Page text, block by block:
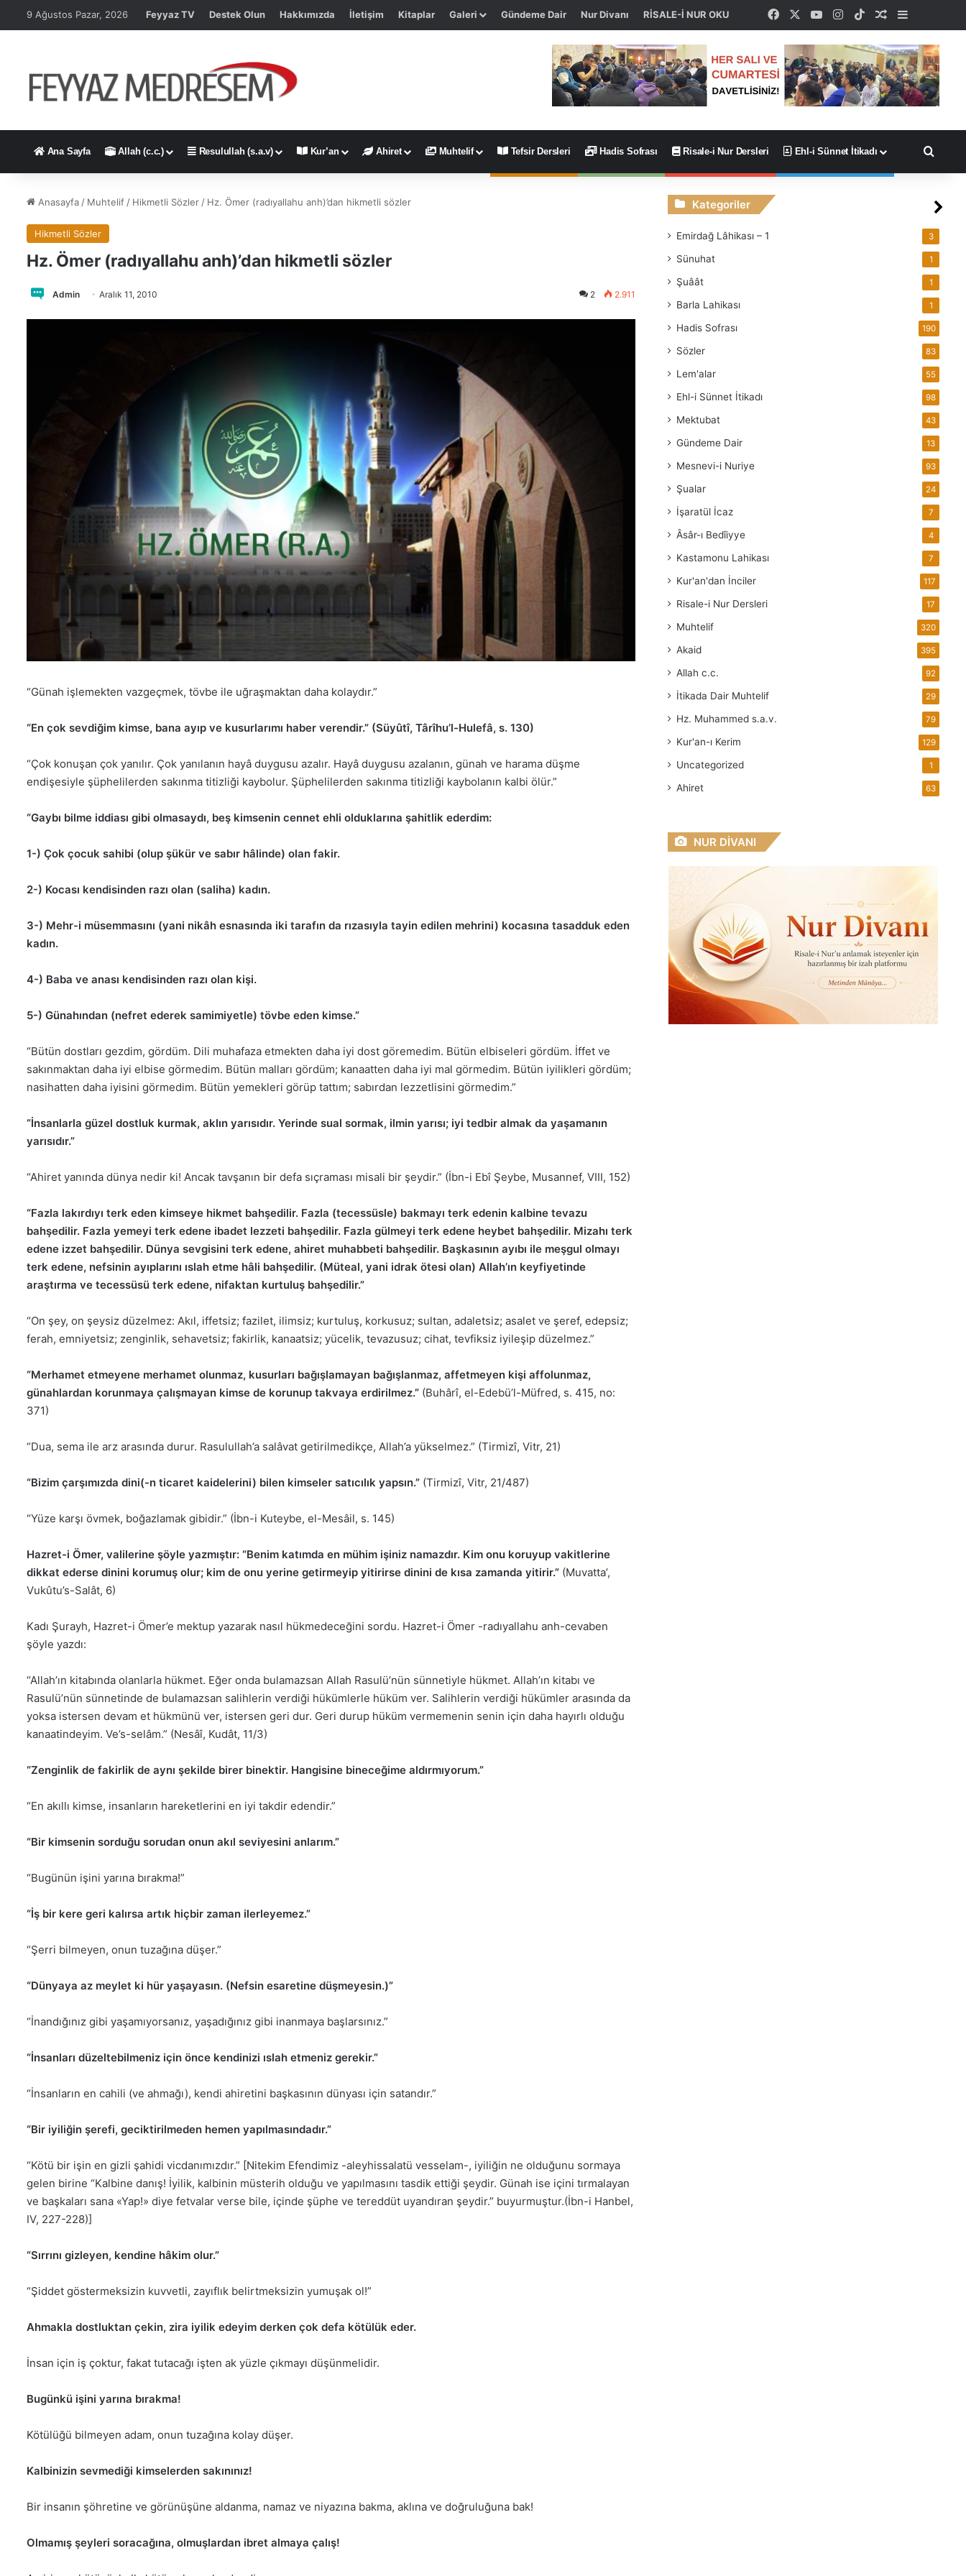
9 Ağustos Pazar, 2026 Feyyaz TV Destek Olun Hakkımızda İletişim Kitaplar Galeri Gündeme Dair Nur Divanı RİSALE-İ NUR OKU FacebookYouTubeInstagram
TikTokRastgele
Kenar
Ana Sayfa Allah (c.c.) Resulullah (s.a.v) Kur’an Ahiret Muhtelif Tefsir Dersleri Hadis Sofrası Risale-i Nur Dersleri Ehl-i Sünnet İtikadı
Anasayfa/ Muhtelif/ Hikmetli Sözler/ Hz. Ömer (radıyallahu anh)’dan hikmetli sözler
Hikmetli Sözler
Hz. Ömer (radıyallahu anh)’dan hikmetli sözler
Admin Aralık 11, 2010 2 2.911
“Günah işlemekten vazgeçmek, tövbe ile uğraşmaktan daha kolaydır.”
“En çok sevdiğim kimse, bana ayıp ve kusurlarımı haber verendir.” (Süyûtî, Târîhu’l-Hulefâ, s. 130)
“Çok konuşan çok yanılır. Çok yanılanın hayâ duygusu azalır. Hayâ duygusu azalanın, günah ve harama düşme
endişesiyle şüphelilerden sakınma titizliği kaybolur. Şüphelilerden sakınma titizliği kaybolanın kalbi ölür.”
“Gaybı bilme iddiası gibi olmasaydı, beş kimsenin cennet ehli olduklarına şahitlik ederdim:
1-) Çok çocuk sahibi (olup şükür ve sabır hâlinde) olan fakir.
2-) Kocası kendisinden razı olan (saliha) kadın.
3-) Mehr-i müsemmasını (yani nikâh esnasında iki tarafın da rızasıyla tayin edilen mehrini) kocasına tasadduk eden
kadın.
4-) Baba ve anası kendisinden razı olan kişi.
5-) Günahından (nefret ederek samimiyetle) tövbe eden kimse.”
“Bütün dostları gezdim, gördüm. Dili muhafaza etmekten daha iyi dost göremedim. Bütün elbiseleri gördüm. İffet ve
sakınmaktan daha iyi elbise görmedim. Bütün malları gördüm; kanaatten daha iyi mal görmedim. Bütün iyilikleri gördüm;
nasihatten daha iyisini görmedim. Bütün yemekleri görüp tattım; sabırdan lezzetlisini görmedim.”
“İnsanlarla güzel dostluk kurmak, aklın yarısıdır. Yerinde sual sormak, ilmin yarısı; iyi tedbir almak da yaşamanın
yarısıdır.”
“Ahiret yanında dünya nedir ki! Ancak tavşanın bir defa sıçraması misali bir şeydir.” (İbn-i Ebî Şeybe, Musannef, VIII, 152)
“Fazla lakırdıyı terk eden kimseye hikmet bahşedilir. Fazla (tecessüsle) bakmayı terk edenin kalbine tevazu
bahşedilir. Fazla yemeyi terk edene ibadet lezzeti bahşedilir. Fazla gülmeyi terk edene heybet bahşedilir. Mizahı terk
edene izzet bahşedilir. Dünya sevgisini terk edene, ahiret muhabbeti bahşedilir. Başkasının ayıbı ile meşgul olmayı
terk edene, nefsinin ayıplarını ıslah etme hâli bahşedilir. (Müteal, yani idrak ötesi olan) Allah’ın keyfiyetinde
araştırma ve tecessüsü terk edene, nifaktan kurtuluş bahşedilir.”
“On şey, on şeysiz düzelmez: Akıl, iffetsiz; fazilet, ilimsiz; kurtuluş, korkusuz; sultan, adaletsiz; asalet ve şeref, edepsiz;
ferah, emniyetsiz; zenginlik, sehavetsiz; fakirlik, kanaatsiz; yücelik, tevazusuz; cihat, tevfiksiz iyileşip düzelmez.”
“Merhamet etmeyene merhamet olunmaz, kusurları bağışlamayan bağışlanmaz, affetmeyen kişi affolunmaz,
günahlardan korunmaya çalışmayan kimse de korunup takvaya erdirilmez.” (Buhârî, el-Edebü’l-Müfred, s. 415, no:
371)
“Dua, sema ile arz arasında durur. Rasulullah’a salâvat getirilmedikçe, Allah’a yükselmez.” (Tirmizî, Vitr, 21)
“Bizim çarşımızda dini(-n ticaret kaidelerini) bilen kimseler satıcılık yapsın.” (Tirmizî, Vitr, 21/487)
“Yüze karşı övmek, boğazlamak gibidir.” (İbn-i Kuteybe, el-Mesâil, s. 145)
Hazret-i Ömer, valilerine şöyle yazmıştır: “Benim katımda en mühim işiniz namazdır. Kim onu koruyup vakitlerine
dikkat ederse dinini korumuş olur; kim de onu yerine getirmeyip yitirirse dinini de kısa zamanda yitirir.” (Muvatta’,
Vukûtu’s-Salât, 6)
Kadı Şurayh, Hazret-i Ömer’e mektup yazarak nasıl hükmedeceğini sordu. Hazret-i Ömer -radıyallahu anh-cevaben
şöyle yazdı:
“Allah’ın kitabında olanlarla hükmet. Eğer onda bulamazsan Allah Rasulü’nün sünnetiyle hükmet. Allah’ın kitabı ve
Rasulü’nün sünnetinde de bulamazsan salihlerin verdiği hükümlerle hüküm ver. Salihlerin verdiği hükümler arasında da
yoksa istersen devam et hükmünü ver, istersen geri dur. Geri durup hüküm vermemenin senin için daha hayırlı olduğu
kanaatindeyim. Ve’s-selâm.” (Nesâî, Kudât, 11/3)
“Zenginlik de fakirlik de aynı şekilde birer binektir. Hangisine bineceğime aldırmıyorum.”
“En akıllı kimse, insanların hareketlerini en iyi takdir edendir.”
“Bir kimsenin sorduğu sorudan onun akıl seviyesini anlarım.”
“Bugünün işini yarına bırakma!”
“İş bir kere geri kalırsa artık hiçbir zaman ilerleyemez.”
“Şerri bilmeyen, onun tuzağına düşer.”
“Dünyaya az meylet ki hür yaşayasın. (Nefsin esaretine düşmeyesin.)”
“İnandığınız gibi yaşamıyorsanız, yaşadığınız gibi inanmaya başlarsınız.”
“İnsanları düzeltebilmeniz için önce kendinizi ıslah etmeniz gerekir.”
“İnsanların en cahili (ve ahmağı), kendi ahiretini başkasının dünyası için satandır.”
“Bir iyiliğin şerefi, geciktirilmeden hemen yapılmasındadır.”
“Kötü bir işin en gizli şahidi vicdanımızdır.” [Nitekim Efendimiz -aleyhissalatü vesselam-, iyiliğin ne olduğunu sormaya
gelen birine “Kalbine danış! İyilik, kalbinin müsterih olduğu ve yapılmasını tasdik ettiği şeydir. Günah ise içini tırmalayan
ve başkaları sana «Yap!» diye fetvalar verse bile, içinde şüphe ve tereddüt uyandıran şeydir.” buyurmuştur.(İbn-i Hanbel,
IV, 227-228)]
“Sırrını gizleyen, kendine hâkim olur.”
“Şiddet göstermeksizin kuvvetli, zayıflık belirtmeksizin yumuşak ol!”
Ahmakla dostluktan çekin, zira iyilik edeyim derken çok defa kötülük eder.
İnsan için iş çoktur, fakat tutacağı işten ak yüzle çıkmayı düşünmelidir.
Bugünkü işini yarına bırakma!
Kötülüğü bilmeyen adam, onun tuzağına kolay düşer.
Kalbinizin sevmediği kimselerden sakınınız!
Bir insanın şöhretine ve görünüşüne aldanma, namaz ve niyazına bakma, aklına ve doğruluğuna bak!
Olmamış şeyleri soracağına, olmuşlardan ibret almaya çalış!
Kategoriler
Emirdağ Lâhikası – 1 3
Sünuhat 1
Şuâât 1
Barla Lahikası 1
Hadis Sofrası 190
Sözler 83
Lem'alar 55
Ehl-i Sünnet İtikadı 98
Mektubat 43
Gündeme Dair 13
Mesnevi-i Nuriye 93
Şualar 24
İşaratül İcaz 7
Âsâr-ı Bedîiyye 4
Kastamonu Lahikası 7
Kur'an'dan İnciler 117
Risale-i Nur Dersleri 17
Muhtelif 320
Akaid 395
Allah c.c. 92
İtikada Dair Muhtelif 29
Hz. Muhammed s.a.v. 79
Kur'an-ı Kerim 129
Uncategorized 1
Ahiret 63
NUR DİVANI